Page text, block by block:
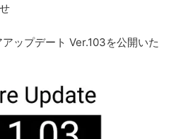
ップデート Ver.103を公開いた